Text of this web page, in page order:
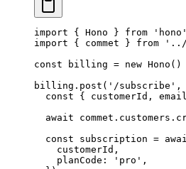
import { Hono } from 'hono'
import { commet } from '../
const billing = new Hono ()
billing. post ( '/subscribe' ,
  const
{ customerId , email
  await
commet.customers.
  const
subscription =
    customerId,
    planCode:
'pro' ,